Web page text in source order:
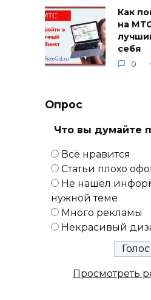
Как
на
себя
0
Опрос
Что вы думайте
Всё нравится
Статьи плохо
Не нашел
нужной теме
Много рекламы
Некрасивый
Просмотреть